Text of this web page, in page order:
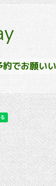
でお願い